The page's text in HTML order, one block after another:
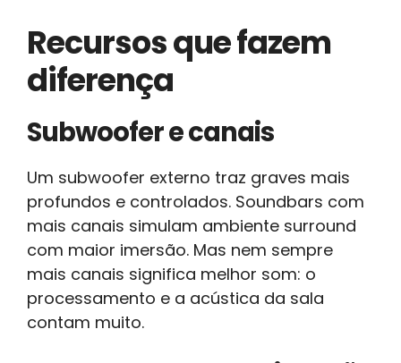
Recursos que fazem
diferença
Subwoofer e canais
Um subwoofer externo traz graves mais
profundos e controlados. Soundbars com
mais canais simulam ambiente surround
com maior imersão. Mas nem sempre
mais canais significa melhor som: o
processamento e a acústica da sala
contam muito.